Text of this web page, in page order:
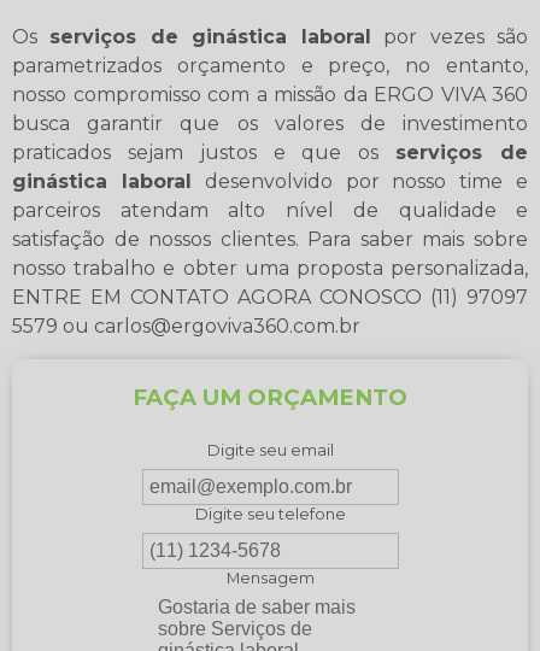
Os serviços de ginástica laboral por vezes são
parametrizados orçamento e preço, no entanto,
nosso compromisso com a missão da ERGO VIVA 360
busca garantir que os valores de investimento
praticados sejam justos e que os serviços de
ginástica laboral desenvolvido por nosso time e
parceiros atendam alto nível de qualidade e
satisfação de nossos clientes. Para saber mais sobre
nosso trabalho e obter uma proposta personalizada,
ENTRE EM CONTATO AGORA CONOSCO (11) 97097
5579 ou carlos@ergoviva360.com.br
FAÇA UM ORÇAMENTO
Digite seu email
Digite seu telefone
Mensagem